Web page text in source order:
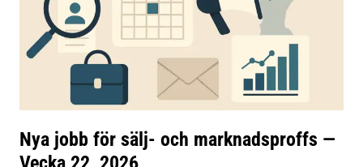
Nya jobb för sälj- och marknadsproffs —